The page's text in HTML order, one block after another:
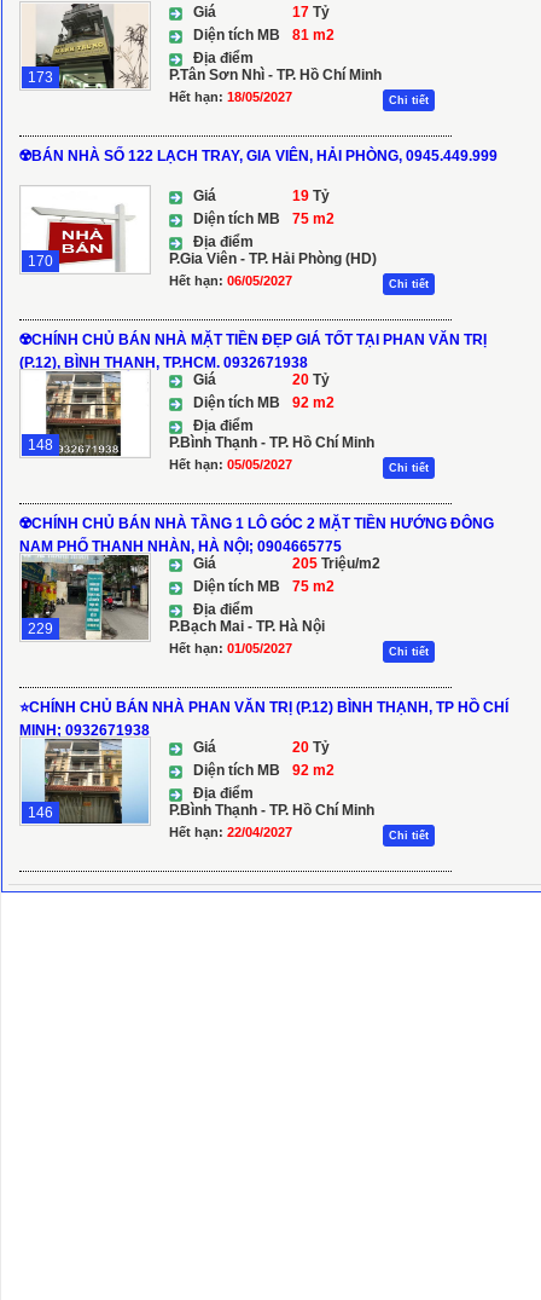
173
Giá 17 Tỷ
Diện tích MB
81 m2
Địa điểm
P.Tân Sơn Nhì - TP. Hồ Chí Minh
Hết hạn: 18/05/2027 Chi tiết
☢️BÁN NHÀ SỐ 122 LẠCH TRAY, GIA VIÊN, HẢI PHÒNG, 0945.449.999
170
Giá 19 Tỷ
Diện tích MB
75 m2
Địa điểm
P.Gia Viên - TP. Hải Phòng (HD)
Hết hạn: 06/05/2027 Chi tiết
☢️CHÍNH CHỦ BÁN NHÀ MẶT TIỀN ĐẸP GIÁ TỐT TẠI PHAN VĂN TRỊ
(P.12), BÌNH THẠNH, TP.HCM. 0932671938
148
Giá 20 Tỷ
Diện tích MB
92 m2
Địa điểm
P.Bình Thạnh - TP. Hồ Chí Minh
Hết hạn: 05/05/2027 Chi tiết
☢️CHÍNH CHỦ BÁN NHÀ TẦNG 1 LÔ GÓC 2 MẶT TIỀN HƯỚNG ĐÔNG
NAM PHỐ THANH NHÀN, HÀ NỘI; 0904665775
229
Giá 205 Triệu/m2
Diện tích MB
75 m2
Địa điểm
P.Bạch Mai - TP. Hà Nội
Hết hạn: 01/05/2027 Chi tiết
⭐️CHÍNH CHỦ BÁN NHÀ PHAN VĂN TRỊ (P.12) BÌNH THẠNH, TP HỒ CHÍ
MINH; 0932671938
146
Giá 20 Tỷ
Diện tích MB
92 m2
Địa điểm
P.Bình Thạnh - TP. Hồ Chí Minh
Hết hạn: 22/04/2027 Chi tiết